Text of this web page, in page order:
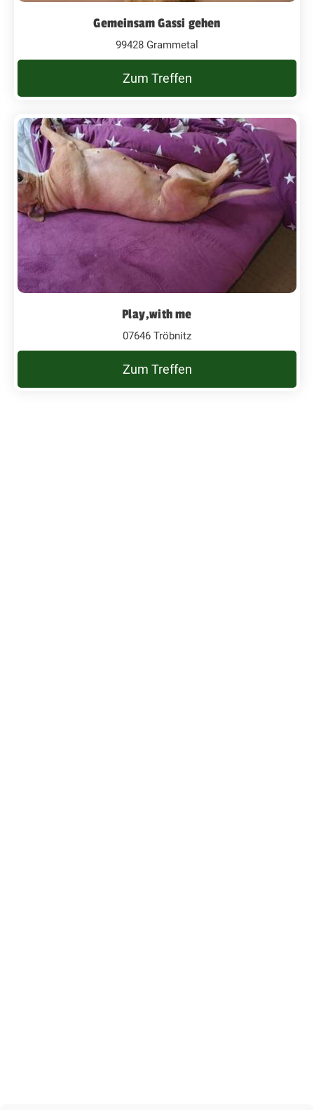
Gemeinsam Gassi gehen
99428 Grammetal
Zum Treffen
Play,with me
07646 Tröbnitz
Zum Treffen